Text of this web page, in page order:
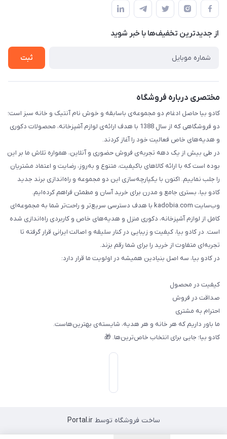
تماس با ما
حریم خصوصی
راهنما
از جدید‌ترین تخفیف‌ها با‌ خبر شوید
ثبت
مختصری درباره فروشگاه
کادو بیا حاصل ادغام دو مجموعه‌ی باسابقه و خوش‌ نام آنتیک و خانه سبز است؛
دو فروشگاهی که از سال 1388 با هدف ارائه‌ی لوازم آشپزخانه، محصولات دکوری
و هدیه‌های خاص فعالیت خود را آغاز کردند.
در طی بیش از یک دهه تجربه‌ی فروش حضوری و آنلاین، همواره تلاش ما بر این
بوده است که با ارائه کالاهای باکیفیت، متنوع و به‌روز، رضایت و اعتماد مشتریان
را جلب نماییم. اکنون با یکپارچه‌سازی این دو مجموعه و راه‌اندازی برند جدید
کادو بیا، بستری جامع و مدرن برای خرید آسان و مطمئن فراهم کرده‌ایم.
وب‌سایت kadobia.com با هدف دسترسی سریع‌تر و راحت‌تر شما به مجموعه‌ای
کامل از لوازم آشپزخانه، دکوری منزل و هدیه‌های خاص و کاربردی راه‌اندازی شده
است. در کادو بیا، کیفیت و زیبایی در کنار سلیقه و اصالت ایرانی قرار گرفته تا
تجربه‌ای متفاوت از خرید را برای شما رقم بزند.
در کادو بیا، سه اصل بنیادین همیشه در اولویت ما قرار دارد:
کیفیت در محصول
صداقت در فروش
احترام به مشتری
ما باور داریم که هر خانه و هر هدیه، شایسته‌ی بهترین‌هاست.
کادو بیا؛ جایی برای انتخاب خاص‌ترین‌ها. 🎁
ساخت فروشگاه توسطPortal.ir